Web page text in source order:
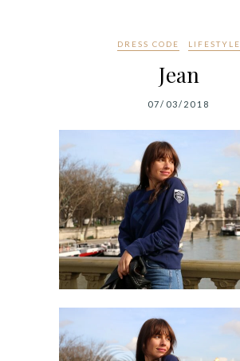
DRESS CODE LIFESTYLE
Jean
07/03/2018